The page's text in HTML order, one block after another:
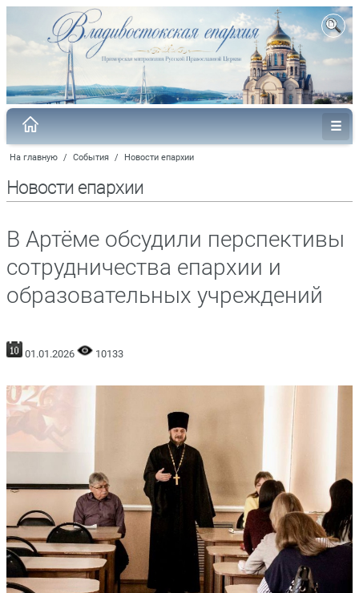
На главную / События / Новости епархии
Новости епархии
В Артёме обсудили перспективы
сотрудничества епархии и
образовательных учреждений
01.01.2026 10133